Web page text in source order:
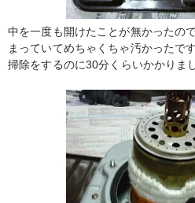
中を一度も開けたことが無かったの
まっていてめちゃくちゃ汚かったです
掃除をするのに30分くらいかかりま